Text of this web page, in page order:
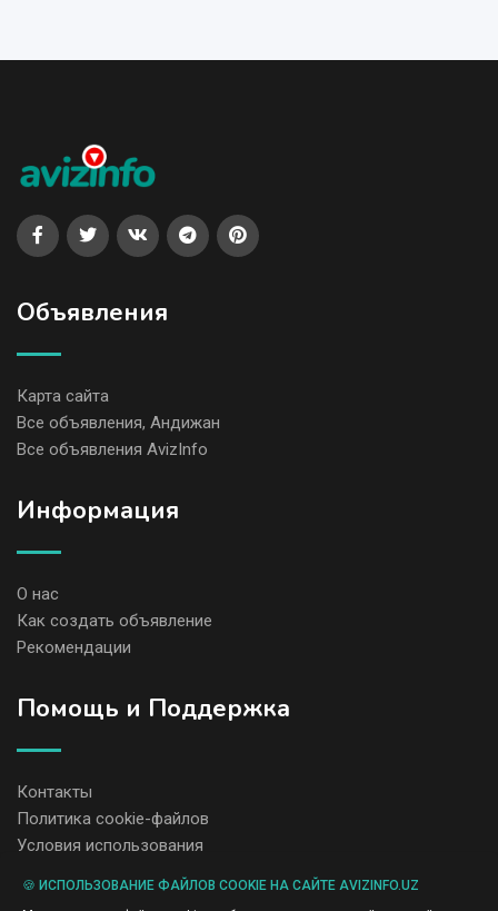
Объявления
Карта сайта
Все объявления, Андижан
Все объявления AvizInfo
Информация
О нас
Как создать объявление
Рекомендации
Помощь и Поддержка
Контакты
Политика cookie-файлов
Условия использования
🍪 ИСПОЛЬЗОВАНИЕ ФАЙЛОВ COOKIE НА САЙТЕ AVIZINFO.UZ